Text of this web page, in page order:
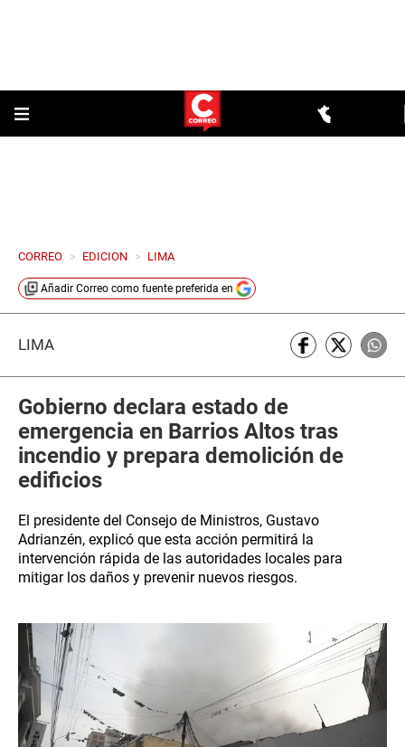
CORREO > EDICION > LIMA
Añadir Correo como fuente preferida en
LIMA
Gobierno declara estado de
emergencia en Barrios Altos tras
incendio y prepara demolición de
edificios
El presidente del Consejo de Ministros, Gustavo
Adrianzén, explicó que esta acción permitirá la
intervención rápida de las autoridades locales para
mitigar los daños y prevenir nuevos riesgos.